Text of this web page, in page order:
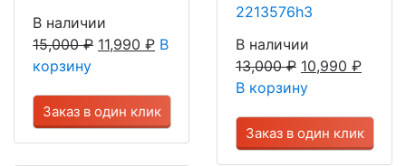
В наличии
15,000₽ 11,990 ₽ В
корзину
Заказ в один клик
2213576h3
В наличии
13,000₽ 10,990 ₽
В корзину
Заказ в один клик